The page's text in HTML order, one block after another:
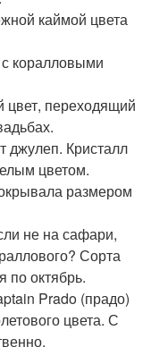
каймой цвета
коралловыми
цвет, переходящий
джулеп. Кристалл
цветом.
размером
не на сафари,
Сорта
по октябрь.
Prado (прадо)
цвета. С